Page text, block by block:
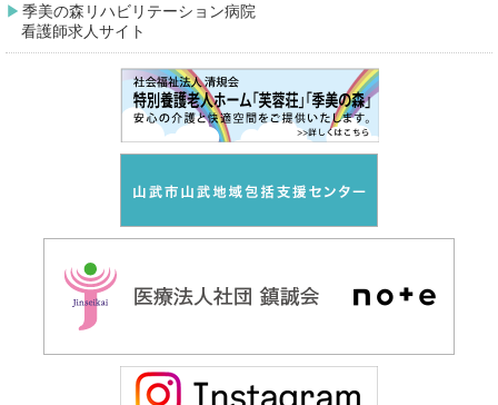
季美の森リハビリテーション病院
看護師求人サイト